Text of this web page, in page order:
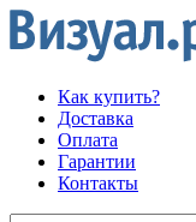
Как купить?
Доставка
Оплата
Гарантии
Контакты